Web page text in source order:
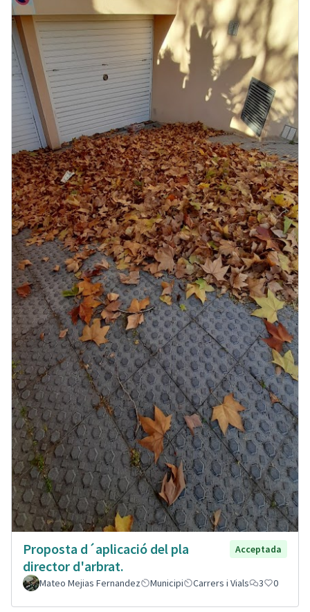
Proposta d´aplicació del pla
director d'arbrat.
Acceptada
Mateo Mejias Fernandez Municipi Carrers i Vials 3 0